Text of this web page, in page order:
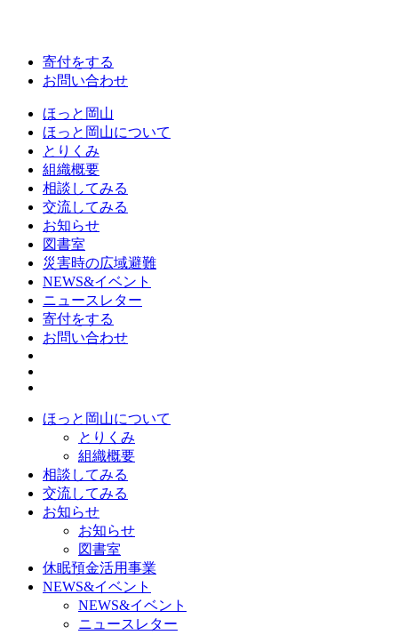
寄付をする
お問い合わせ
ほっと岡山
ほっと岡山について
とりくみ
組織概要
相談してみる
交流してみる
お知らせ
図書室
災害時の広域避難
NEWS&イベント
ニュースレター
寄付をする
お問い合わせ
ほっと岡山について
とりくみ
組織概要
相談してみる
交流してみる
お知らせ
お知らせ
図書室
休眠預金活用事業
NEWS&イベント
NEWS&イベント
ニュースレター